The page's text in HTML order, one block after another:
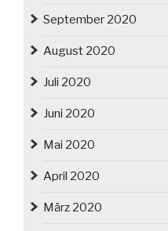
September 2020
August 2020
Juli 2020
Juni 2020
Mai 2020
April 2020
März 2020